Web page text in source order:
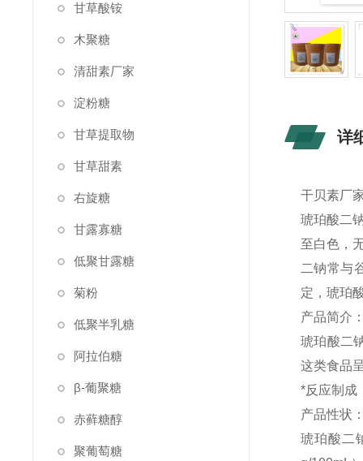
甘草酸铵
木聚糖
清甜素厂家
淀粉糖
甘草提取物
甘草甜素
右旋糖
甘露寡糖
低聚甘露糖
菊粉
低聚半乳糖
阿拉伯糖
β-葡聚糖
赤藓糖醇
聚葡萄糖
详
干贝素厂
琥珀酸二
至白色，
二钠常与
定，琥珀
产品简介
琥珀酸二
这类食品
*反应制成
产品性状
琥珀酸二